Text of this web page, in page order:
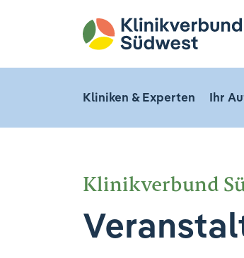
Kliniken & Experten Ihr
Klinikverbund